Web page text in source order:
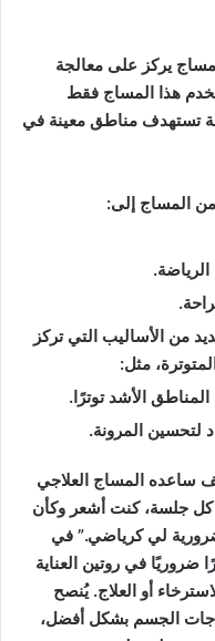
يركز على معالجة
هذا المساج فقط
تستهدف مناطق معينة في
المساج إلى:
من الأساليب التي تركز
مثل:
الأشد توترًا.
لتحسين المرونة.
ساعده المساج العلاجي
كل جلسة، كنت أشعر وكأن
لي كرياضي.” في
ضروريًا في روتين العناية
أو العلاج. يُنصح
الجسم بشكل أفضل،